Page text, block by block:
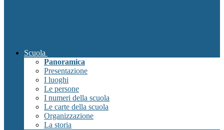
Scuola
Panoramica
Presentazione
I luoghi
Le persone
I numeri della scuola
Le carte della scuola
Organizzazione
La storia